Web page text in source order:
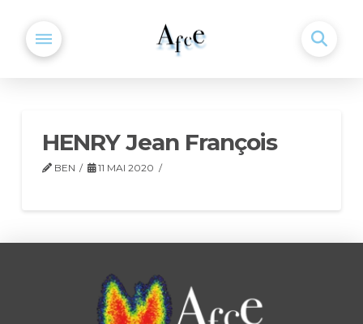
HENRY Jean François
BEN 11 MAI 2020